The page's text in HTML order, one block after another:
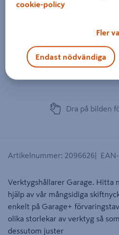
Dra på bilden
Artikelnummer: 2096626
Verktygshållarer Garage. Hitta
hjälp av vår mångsidiga
enkelt på Garage+
olika storlekar av verktyg så
dessutom juster
cookie-policy
Fler val
Endast nödvändiga